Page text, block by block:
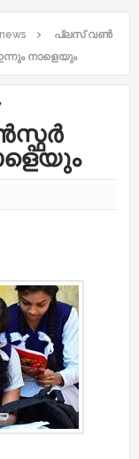
പ്ലസ് വണ്‍
നാളെയും